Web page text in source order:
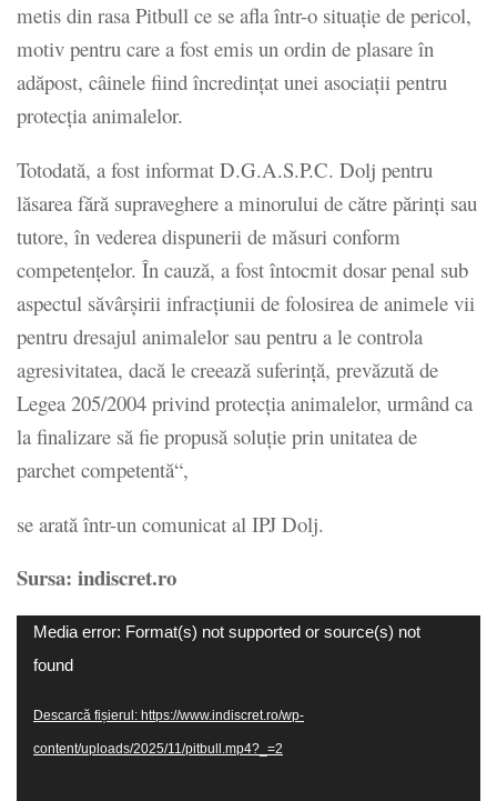
metis din rasa Pitbull ce se afla într-o situație de pericol,
motiv pentru care a fost emis un ordin de plasare în
adăpost, câinele fiind încredințat unei asociații pentru
protecția animalelor.
Totodată, a fost informat D.G.A.S.P.C. Dolj pentru
lăsarea fără supraveghere a minorului de către părinți sau
tutore, în vederea dispunerii de măsuri conform
competențelor. În cauză, a fost întocmit dosar penal sub
aspectul săvârșirii infracțiunii de folosirea de animele vii
pentru dresajul animalelor sau pentru a le controla
agresivitatea, dacă le creează suferință, prevăzută de
Legea 205/2004 privind protecția animalelor, urmând ca
la finalizare să fie propusă soluție prin unitatea de
parchet competentă“,
se arată într-un comunicat al IPJ Dolj.
Sursa: indiscret.ro
Player
video
Media error: Format(s) not supported or source(s) not
found
Descarcă fișierul: https://www.indiscret.ro/wp-
content/uploads/2025/11/pitbull.mp4?_=2